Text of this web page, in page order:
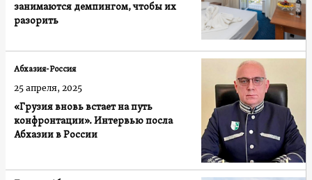
занимаются демпингом, чтобы их
разорить
«Грузия вновь встает на путь
конфронтации». Интервью посла
Абхазии в России
Абхазия-Россия
25 апреля, 2025